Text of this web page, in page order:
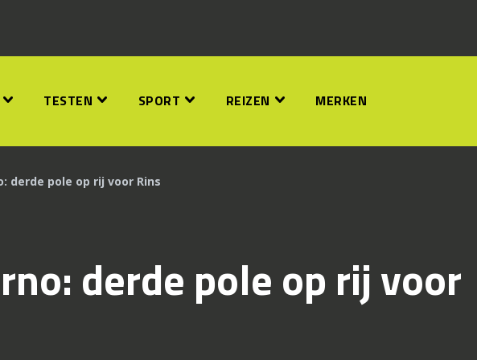
TESTEN SPORT REIZEN MERKEN
derde pole op rij voor Rins
derde pole op rij voor